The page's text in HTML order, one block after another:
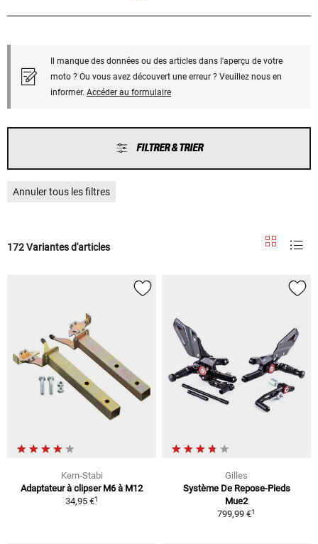
Il manque des données ou des articles dans l'aperçu de votre
moto ? Ou vous avez découvert une erreur ? Veuillez nous en
informer. Accéder au formulaire
FILTRER & TRIER
Annuler tous les filtres
172 Variantes d'articles
Kern-Stabi
Adaptateur à clipser M6 à M12
34,95 €1
Gilles
Système De Repose-Pieds
Mue2
799,99 €1